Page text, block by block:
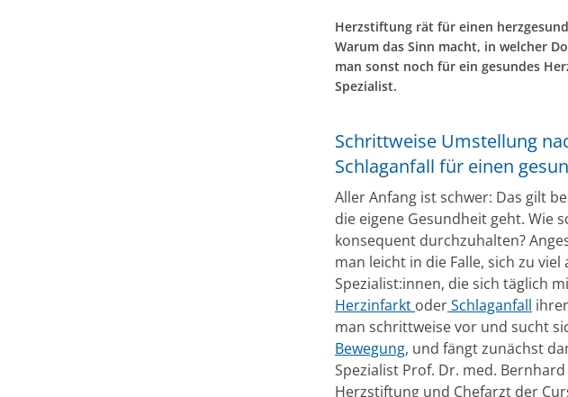
Herzstiftung rät für einen
Warum das Sinn macht, in welcher
man sonst noch für ein gesundes
Spezialist.
Schrittweise Umstellung
Schlaganfall für einen
Aller Anfang ist schwer: Das gilt
die eigene Gesundheit geht. Wie
konsequent durchzuhalten?
man leicht in die Falle, sich zu
Spezialist:innen, die sich täglich
Herzinfarkt oderSchlaganfall
man schrittweise vor und sucht
Bewegung, und fängt zunächst
Spezialist Prof. Dr. med.
Herzstiftung und Chefarzt der